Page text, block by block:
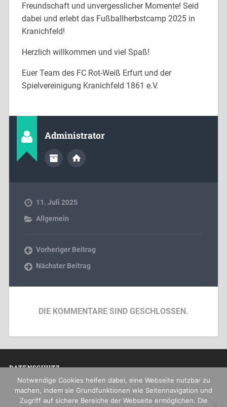
Freundschaft und unvergesslicher Momente! Seid
dabei und erlebt das Fußballherbstcamp 2025 in
Kranichfeld!
Herzlich willkommen und viel Spaß!
Euer Team des FC Rot-Weiß Erfurt und der
Spielvereinigung Kranichfeld 1861 e.V.
Administrator
11. Juli 2025
Allgemein
Vorheriger Beitrag
Nächster Beitrag
DIE KOMMENTARE SIND GESCHLOSSEN.
DATENSCHUTZ
Datenschutzerklärung
Notwendige Cookies helfen dabei, eine Webseite nutzbar zu
machen, indem sie Grundfunktionen wie Seitennavigation und
Zugriff auf sichere Bereiche der Webseite ermöglichen. Die